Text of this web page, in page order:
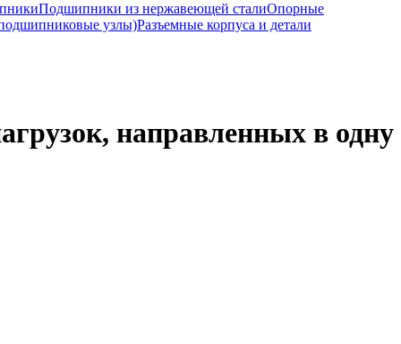
Подшипники из нержавеющей сталиОпорные
узлы)Разъемные корпуса и детали
направленных в одну